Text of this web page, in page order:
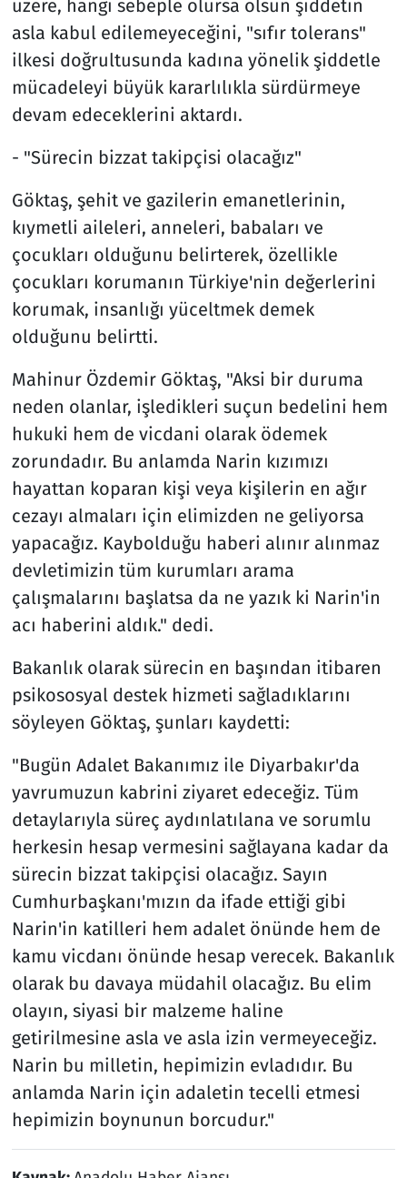
üzere, hangi sebeple olursa olsun şiddetin
asla kabul edilemeyeceğini, "sıfır tolerans"
ilkesi doğrultusunda kadına yönelik şiddetle
mücadeleyi büyük kararlılıkla sürdürmeye
devam edeceklerini aktardı.
- "Sürecin bizzat takipçisi olacağız"
Göktaş, şehit ve gazilerin emanetlerinin,
kıymetli aileleri, anneleri, babaları ve
çocukları olduğunu belirterek, özellikle
çocukları korumanın Türkiye'nin değerlerini
korumak, insanlığı yüceltmek demek
olduğunu belirtti.
Mahinur Özdemir Göktaş, "Aksi bir duruma
neden olanlar, işledikleri suçun bedelini hem
hukuki hem de vicdani olarak ödemek
zorundadır. Bu anlamda Narin kızımızı
hayattan koparan kişi veya kişilerin en ağır
cezayı almaları için elimizden ne geliyorsa
yapacağız. Kaybolduğu haberi alınır alınmaz
devletimizin tüm kurumları arama
çalışmalarını başlatsa da ne yazık ki Narin'in
acı haberini aldık." dedi.
Bakanlık olarak sürecin en başından itibaren
psikososyal destek hizmeti sağladıklarını
söyleyen Göktaş, şunları kaydetti:
"Bugün Adalet Bakanımız ile Diyarbakır'da
yavrumuzun kabrini ziyaret edeceğiz. Tüm
detaylarıyla süreç aydınlatılana ve sorumlu
herkesin hesap vermesini sağlayana kadar da
sürecin bizzat takipçisi olacağız. Sayın
Cumhurbaşkanı'mızın da ifade ettiği gibi
Narin'in katilleri hem adalet önünde hem de
kamu vicdanı önünde hesap verecek. Bakanlık
olarak bu davaya müdahil olacağız. Bu elim
olayın, siyasi bir malzeme haline
getirilmesine asla ve asla izin vermeyeceğiz.
Narin bu milletin, hepimizin evladıdır. Bu
anlamda Narin için adaletin tecelli etmesi
hepimizin boynunun borcudur."